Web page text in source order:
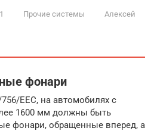
Прочие системы
Алексей
фонари
ЕЕС, на автомо­билях с
1600 мм должны быть
фо­нари, обращенные вперед, а